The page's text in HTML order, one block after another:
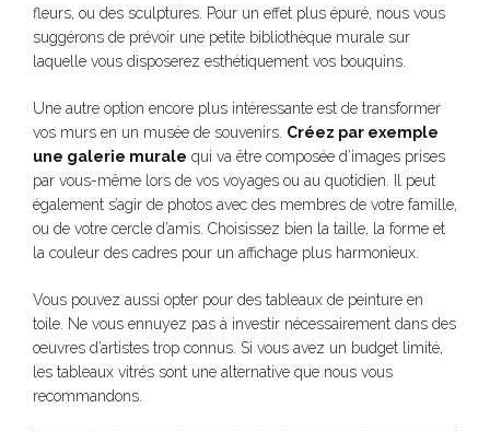
fleurs, ou des sculptures. Pour un effet plus épuré, nous vous
suggérons de prévoir une petite bibliothèque murale sur
laquelle vous disposerez esthétiquement vos bouquins.
Une autre option encore plus intéressante est de transformer
vos murs en un musée de souvenirs. Créez par exemple
une galerie murale qui va être composée d’images prises
par vous-même lors de vos voyages ou au quotidien. Il peut
également s’agir de photos avec des membres de votre famille,
ou de votre cercle d’amis. Choisissez bien la taille, la forme et
la couleur des cadres pour un affichage plus harmonieux.
Vous pouvez aussi opter pour des tableaux de peinture en
toile. Ne vous ennuyez pas à investir nécessairement dans des
œuvres d’artistes trop connus. Si vous avez un budget limité,
les tableaux vitrés sont une alternative que nous vous
recommandons.